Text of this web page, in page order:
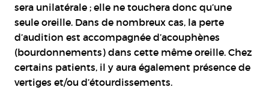
sera unilatérale ; elle ne touchera donc qu’une
seule oreille. Dans de nombreux cas, la perte
d’audition est accompagnée d’acouphènes
(bourdonnements) dans cette même oreille. Chez
certains patients, il y aura également présence de
vertiges et/ou d’étourdissements.